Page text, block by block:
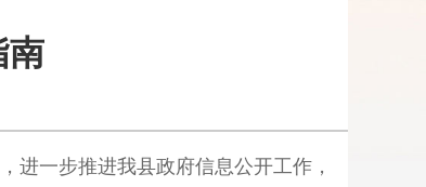
南
进一步推进我县政府信息公开工作，